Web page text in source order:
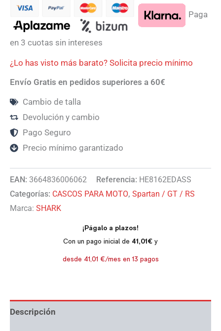
Paga
en 3 cuotas sin intereses
¿Lo has visto más barato? Solicita precio mínimo
Envío Gratis en pedidos superiores a 60€
Cambio de talla
Devolución y cambio
Pago Seguro
Precio mínimo garantizado
EAN: 3664836006062 Referencia: HE8162EDASS
Categorías: CASCOS PARA MOTO, Spartan / GT / RS
Marca: SHARK
Descripción